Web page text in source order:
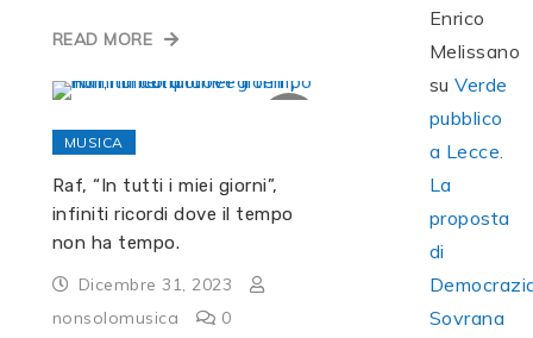
READ MORE
MUSICA
Raf, “In tutti i miei giorni”,
infiniti ricordi dove il tempo
non ha tempo.
Dicembre 31, 2023
nonsolomusica
0
Enrico
Melissano
suVerde
pubblico
a Lecce.
La
proposta
di
Sovrana